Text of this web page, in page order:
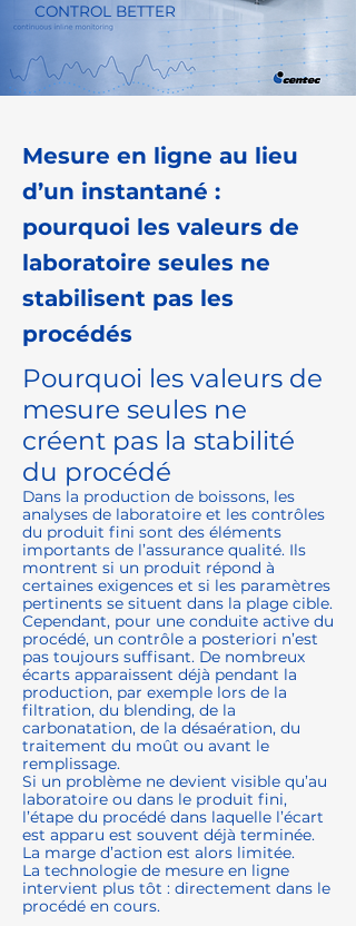
CONTROL BETTER
Mesure en ligne au lieu
d’un instantané :
pourquoi les valeurs de
laboratoire seules ne
stabilisent pas les
procédés
Pourquoi les valeurs de
mesure seules ne
créent pas la stabilité
du procédé
Dans la production de boissons, les
analyses de laboratoire et les contrôles
du produit fini sont des éléments
importants de l’assurance qualité. Ils
montrent si un produit répond à
certaines exigences et si les paramètres
pertinents se situent dans la plage cible.
Cependant, pour une conduite active du
procédé, un contrôle a posteriori n’est
pas toujours suffisant. De nombreux
écarts apparaissent déjà pendant la
production, par exemple lors de la
filtration, du blending, de la
carbonatation, de la désaération, du
traitement du moût ou avant le
remplissage.
Si un problème ne devient visible qu’au
laboratoire ou dans le produit fini,
l’étape du procédé dans laquelle l’écart
est apparu est souvent déjà terminée.
La marge d’action est alors limitée.
La technologie de mesure en ligne
intervient plus tôt : directement dans le
procédé en cours.